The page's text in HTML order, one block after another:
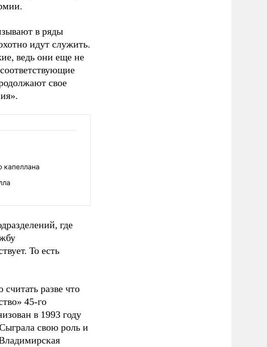
в ряды
идут служить.
ведь они еще не
свое
капеллана
где
То есть
разве что
45-го
в 1993 году
свою роль и